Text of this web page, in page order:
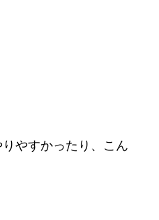
やすかったり、こん